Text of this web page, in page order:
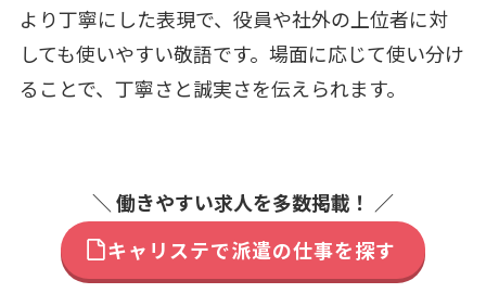
より丁寧にした表現で、役員や社外の上位者に対
しても使いやすい敬語です。場面に応じて使い分け
ることで、丁寧さと誠実さを伝えられます。
＼ 働きやすい求人を多数掲載！ ／
キャリステで派遣の仕事を探す